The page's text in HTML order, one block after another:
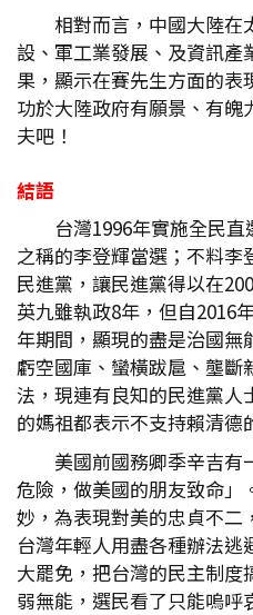
相對而言，中國大陸在
設、軍工業發展、及資訊產
果，顯示在賽先生方面的
功於大陸政府有願景、有
夫吧！
結語
台灣1996年實施全民直
之稱的李登輝當選；不料
民進黨，讓民進黨得以在
英九雖執政8年，但自2016
年期間，顯現的盡是治國無
虧空國庫、蠻橫跋扈、壟斷
法，現連有良知的民進黨人
的媽祖都表示不支持賴清德
美國前國務卿季辛吉有
危險，做美國的朋友致命」
妙，為表現對美的忠貞不二
台灣年輕人用盡各種辦法
大罷免，把台灣的民主制
弱無能，選民看了只能嗚呼